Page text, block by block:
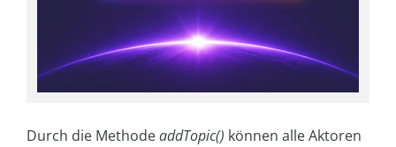
Durch die MethodeaddTopic() können alle Aktoren